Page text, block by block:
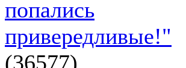
попались
привередливые!"
(36577)